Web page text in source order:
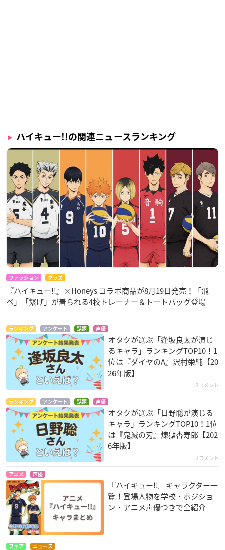
ハイキュー!!の関連ニュースランキング
ファッション グッズ
『ハイキュー!!』×Honeys コラボ商品が8月19日発売！「飛
べ」「繋げ」が着られる4校トレーナー＆トートバッグ登場
ランキング アンケート 話題 声優
オタクが選ぶ「逢坂良太が演じ
るキャラ」ランキングTOP10！1
位は『ダイヤのA』沢村栄純【20
26年版】
2コメント
ランキング アンケート 話題 声優
オタクが選ぶ「日野聡が演じる
キャラ」ランキングTOP10！1位
は『鬼滅の刃』煉󠄁獄杏寿郎【202
6年版】
2コメント
アニメ 声優
『ハイキュー!!』キャラクター一
覧！登場人物を学校・ポジショ
ン・アニメ声優つきで全紹介
フェア ニュース